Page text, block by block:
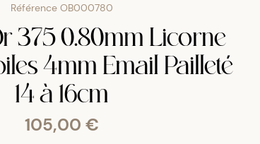
Référence OB000780
375 0.80mm Licorne
4mm Email Pailleté
14 à 16cm
105,00 €